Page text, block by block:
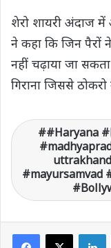
शेरो शायरी अंदाज
ने कहा कि जिन पैरों
नहीं चढ़ाया जा
गिराना जिससे
#Haryana
#mayursamvad